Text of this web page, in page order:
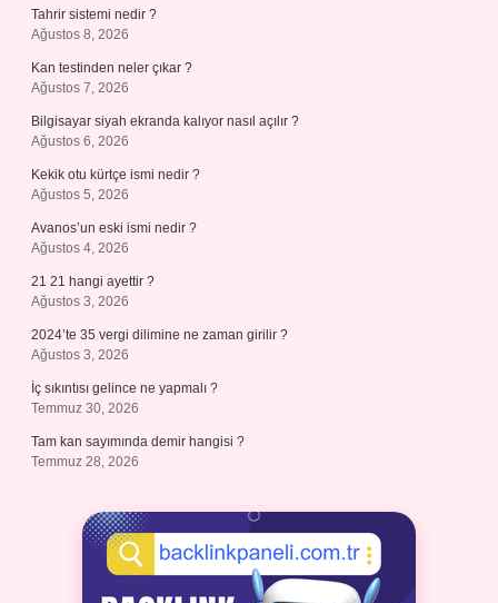
Tahrir sistemi nedir ?
Ağustos 8, 2026
Kan testinden neler çıkar ?
Ağustos 7, 2026
Bilgisayar siyah ekranda kalıyor nasıl açılır ?
Ağustos 6, 2026
Kekik otu kürtçe ismi nedir ?
Ağustos 5, 2026
Avanos’un eski ismi nedir ?
Ağustos 4, 2026
21 21 hangi ayettir ?
Ağustos 3, 2026
2024’te 35 vergi dilimine ne zaman girilir ?
Ağustos 3, 2026
İç sıkıntısı gelince ne yapmalı ?
Temmuz 30, 2026
Tam kan sayımında demir hangisi ?
Temmuz 28, 2026